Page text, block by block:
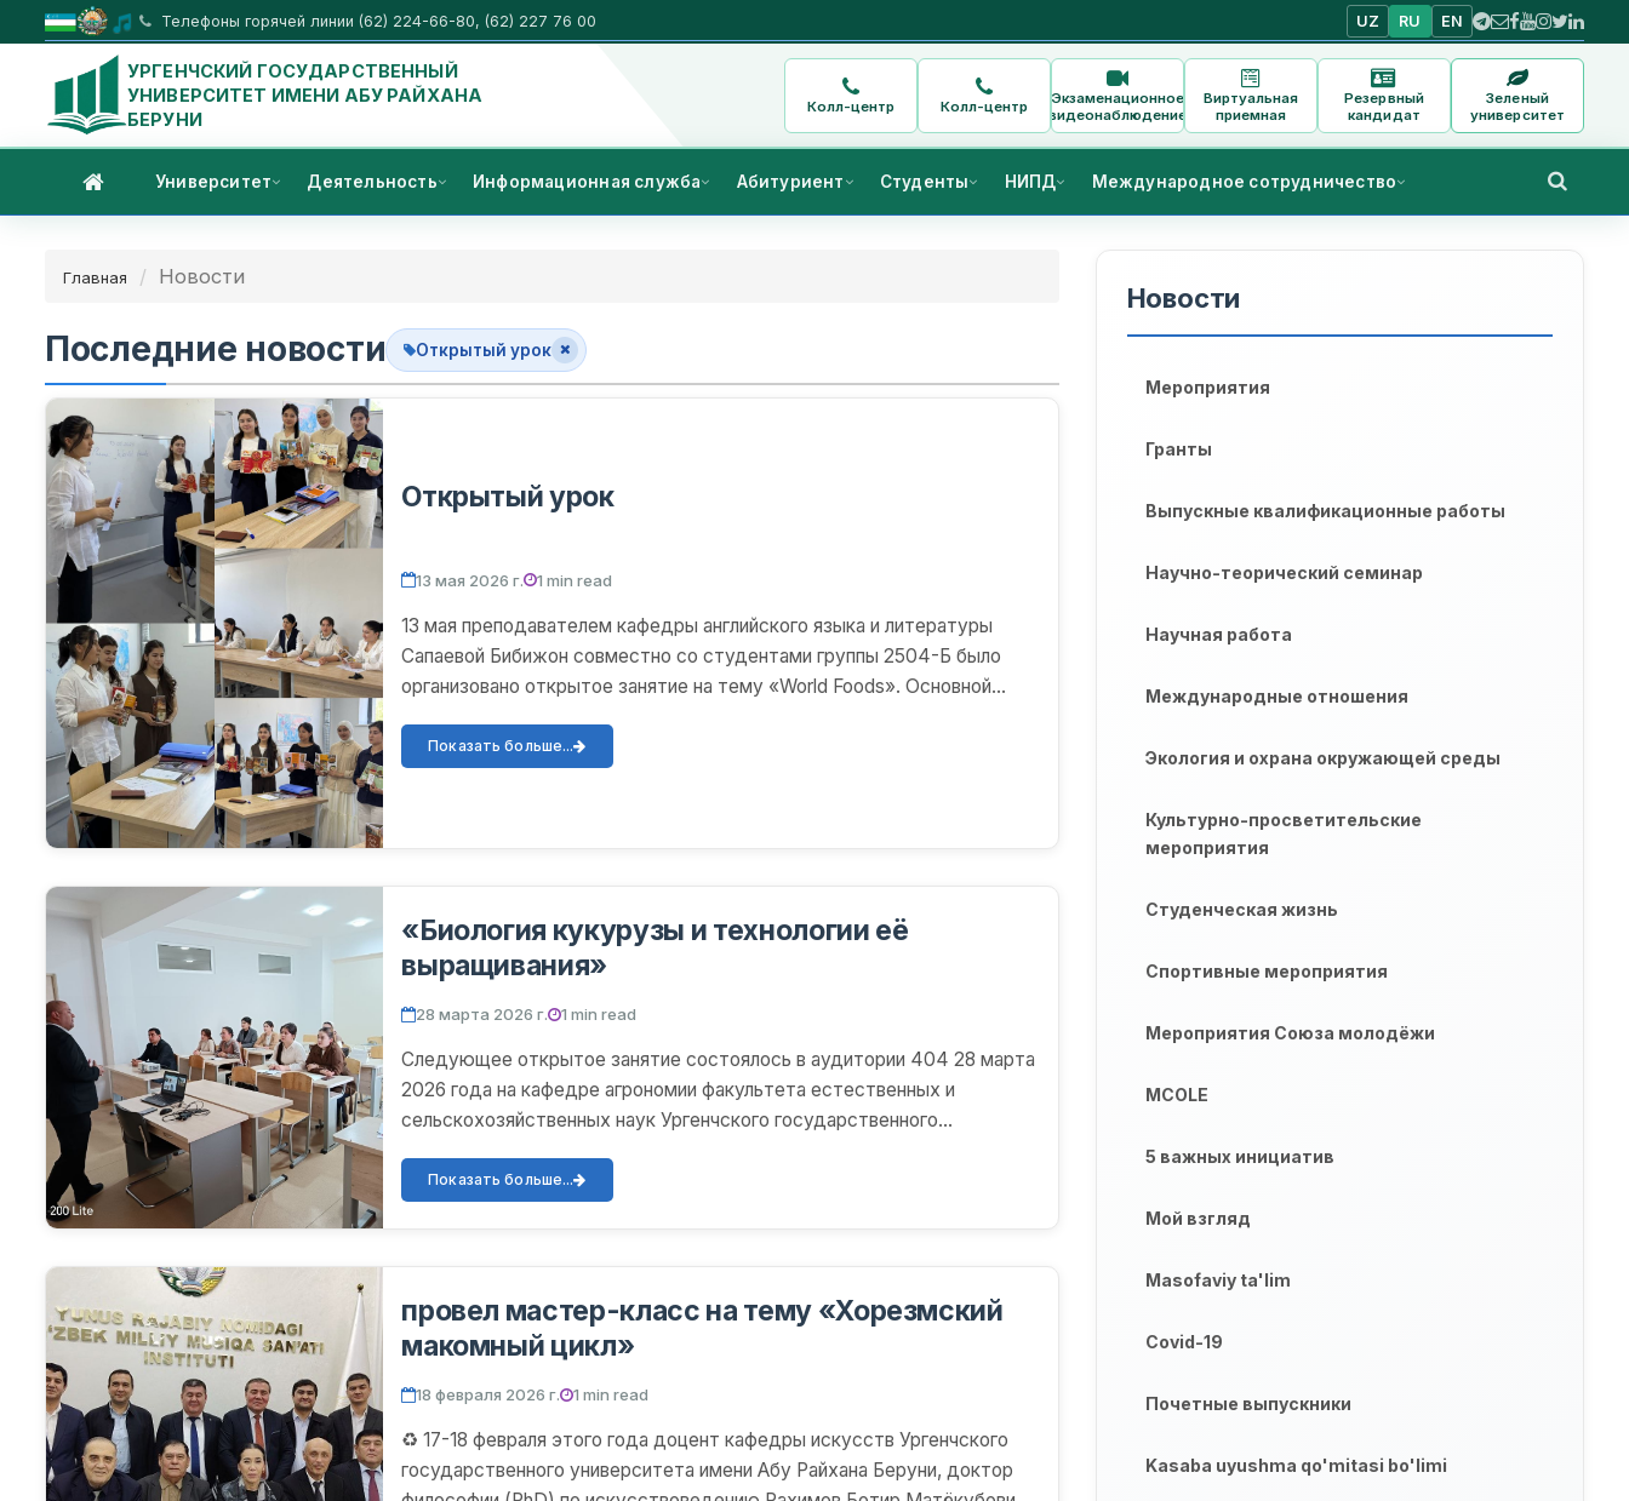
Телефоны горячей линии (62) 224-66-80, (62) 227 76 00 UZ RU EN
УРГЕНЧСКИЙ ГОСУДАРСТВЕННЫЙ
УНИВЕРСИТЕТ ИМЕНИ АБУ РАЙХАНА
БЕРУНИ
Колл-центр Колл-центр
Экзаменационное
видеонаблюдение
Виртуальная
приемная
Резервный
кандидат
Зеленый
университет
Университет Деятельность Информационная служба Абитуриент Студенты НИПД Международное сотрудничество
Главная Новости
Последние новости Открытый урок
Открытый урок
13 мая 2026 г. 1 min read
13 мая преподавателем кафедры английского языка и литературы
Сапаевой Бибижон совместно со студентами группы 2504-Б было
организовано открытое занятие на тему «World Foods». Основной
Показать больше...
«Биология кукурузы и технологии её
выращивания»
28 марта 2026 г. 1 min read
Следующее открытое занятие состоялось в аудитории 404 28 марта
2026 года на кафедре агрономии факультета естественных и
сельскохозяйственных наук Ургенчского государственного
Показать больше...
провел мастер-класс на тему «Хорезмский
макомный цикл»
18 февраля 2026 г. 1 min read
♻️ 17-18 февраля этого года доцент кафедры искусств Ургенчского
государственного университета имени Абу Райхана Беруни, доктор
Новости
Мероприятия
Гранты
Выпускные квалификационные работы
Научно-теорический семинар
Научная работа
Международные отношения
Экология и охрана окружающей среды
Культурно-просветительские
мероприятия
Студенческая жизнь
Спортивные мероприятия
Мероприятия Союза молодёжи
MCOLE
5 важных инициатив
Мой взгляд
Masofaviy ta'lim
Covid-19
Почетные выпускники
Kasaba uyushma qo'mitasi bo'limi